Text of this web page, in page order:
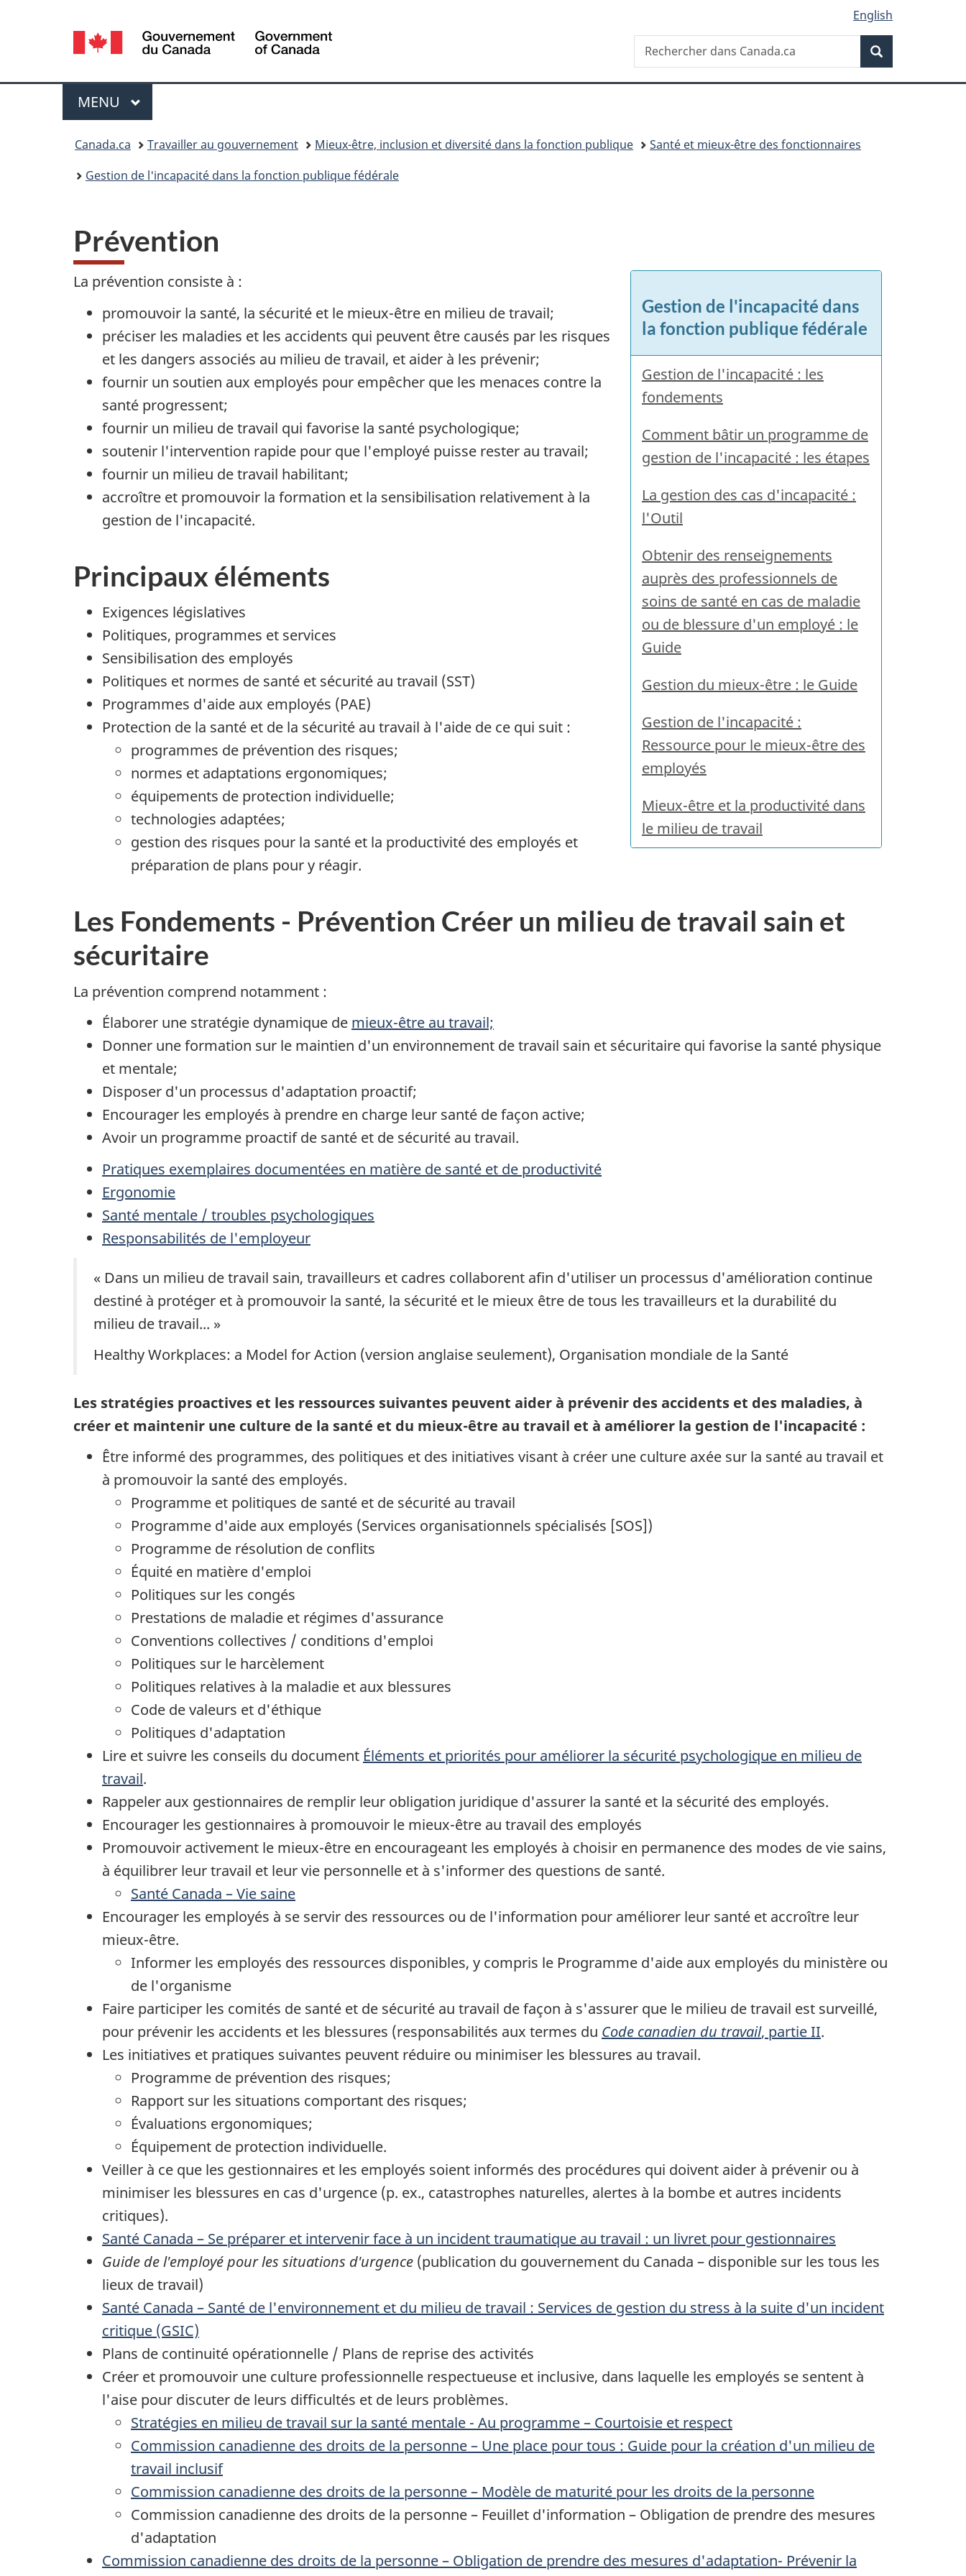
sujet
HTML
Sélection
de
la
langue
English
Canada
Recherche
Rechercher
dans
Menu
MENU PRINCIPAL
Canada.ca Travailler au gouvernement Mieux-être, inclusion et diversité dans la fonction publique
Santé et mieux-être des fonctionnaires
Gestion de l'incapacité dans la fonction publique fédérale
Prévention
Gestion de l'incapacité dans
la fonction publique fédérale
Gestion de l'incapacité : les
fondements
Comment bâtir un programme de
gestion de l'incapacité : les étapes
La gestion des cas d'incapacité :
l'Outil
Obtenir des renseignements
auprès des professionnels de
soins de santé en cas de maladie
ou de blessure d'un employé : le
Guide
Gestion du mieux-être : le Guide
Gestion de l'incapacité :
Ressource pour le mieux-être des
employés
Mieux-être et la productivité dans
le milieu de travail
La prévention consiste à :
promouvoir la santé, la sécurité et le mieux-être en milieu de travail;
préciser les maladies et les accidents qui peuvent être causés par les risques
et les dangers associés au milieu de travail, et aider à les prévenir;
fournir un soutien aux employés pour empêcher que les menaces contre la
santé progressent;
fournir un milieu de travail qui favorise la santé psychologique;
soutenir l'intervention rapide pour que l'employé puisse rester au travail;
fournir un milieu de travail habilitant;
accroître et promouvoir la formation et la sensibilisation relativement à la
gestion de l'incapacité.
Principaux éléments
Exigences législatives
Politiques, programmes et services
Sensibilisation des employés
Politiques et normes de santé et sécurité au travail (SST)
Programmes d'aide aux employés (PAE)
Protection de la santé et de la sécurité au travail à l'aide de ce qui suit :
programmes de prévention des risques;
normes et adaptations ergonomiques;
équipements de protection individuelle;
technologies adaptées;
gestion des risques pour la santé et la productivité des employés et
préparation de plans pour y réagir.
Les Fondements - Prévention Créer un milieu de travail sain et
sécuritaire
La prévention comprend notamment :
Élaborer une stratégie dynamique de mieux-être au travail;
Donner une formation sur le maintien d'un environnement de travail sain et sécuritaire qui favorise la santé physique
et mentale;
Disposer d'un processus d'adaptation proactif;
Encourager les employés à prendre en charge leur santé de façon active;
Avoir un programme proactif de santé et de sécurité au travail.
Pratiques exemplaires documentées en matière de santé et de productivité
Ergonomie
Santé mentale / troubles psychologiques
Responsabilités de l'employeur
« Dans un milieu de travail sain, travailleurs et cadres collaborent afin d'utiliser un processus d'amélioration continue
destiné à protéger et à promouvoir la santé, la sécurité et le mieux être de tous les travailleurs et la durabilité du
milieu de travail... »
Healthy Workplaces: a Model for Action (version anglaise seulement), Organisation mondiale de la Santé
Les stratégies proactives et les ressources suivantes peuvent aider à prévenir des accidents et des maladies, à
créer et maintenir une culture de la santé et du mieux-être au travail et à améliorer la gestion de l'incapacité :
Être informé des programmes, des politiques et des initiatives visant à créer une culture axée sur la santé au travail et
à promouvoir la santé des employés.
Programme et politiques de santé et de sécurité au travail
Programme d'aide aux employés (Services organisationnels spécialisés [SOS])
Programme de résolution de conflits
Équité en matière d'emploi
Politiques sur les congés
Prestations de maladie et régimes d'assurance
Conventions collectives / conditions d'emploi
Politiques sur le harcèlement
Politiques relatives à la maladie et aux blessures
Code de valeurs et d'éthique
Politiques d'adaptation
Lire et suivre les conseils du document Éléments et priorités pour améliorer la sécurité psychologique en milieu de
travail.
Rappeler aux gestionnaires de remplir leur obligation juridique d'assurer la santé et la sécurité des employés.
Encourager les gestionnaires à promouvoir le mieux-être au travail des employés
Promouvoir activement le mieux-être en encourageant les employés à choisir en permanence des modes de vie sains,
à équilibrer leur travail et leur vie personnelle et à s'informer des questions de santé.
Santé Canada – Vie saine
Encourager les employés à se servir des ressources ou de l'information pour améliorer leur santé et accroître leur
mieux-être.
Informer les employés des ressources disponibles, y compris le Programme d'aide aux employés du ministère ou
de l'organisme
Faire participer les comités de santé et de sécurité au travail de façon à s'assurer que le milieu de travail est surveillé,
pour prévenir les accidents et les blessures (responsabilités aux termes du Code canadien du travail, partie II.
Les initiatives et pratiques suivantes peuvent réduire ou minimiser les blessures au travail.
Programme de prévention des risques;
Rapport sur les situations comportant des risques;
Évaluations ergonomiques;
Équipement de protection individuelle.
Veiller à ce que les gestionnaires et les employés soient informés des procédures qui doivent aider à prévenir ou à
minimiser les blessures en cas d'urgence (p. ex., catastrophes naturelles, alertes à la bombe et autres incidents
critiques).
Santé Canada – Se préparer et intervenir face à un incident traumatique au travail : un livret pour gestionnaires
Guide de l'employé pour les situations d'urgence (publication du gouvernement du Canada – disponible sur les tous les
lieux de travail)
Santé Canada – Santé de l'environnement et du milieu de travail : Services de gestion du stress à la suite d'un incident
critique (GSIC)
Plans de continuité opérationnelle / Plans de reprise des activités
Créer et promouvoir une culture professionnelle respectueuse et inclusive, dans laquelle les employés se sentent à
l'aise pour discuter de leurs difficultés et de leurs problèmes.
Stratégies en milieu de travail sur la santé mentale - Au programme – Courtoisie et respect
Commission canadienne des droits de la personne – Une place pour tous : Guide pour la création d'un milieu de
travail inclusif
Commission canadienne des droits de la personne – Modèle de maturité pour les droits de la personne
Commission canadienne des droits de la personne – Feuillet d'information – Obligation de prendre des mesures
d'adaptation
Commission canadienne des droits de la personne – Obligation de prendre des mesures d'adaptation- Prévenir la